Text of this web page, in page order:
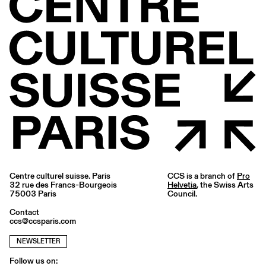
Centre culturel suisse. Paris
32 rue des Francs-Bourgeois
75003 Paris
Contact
ccs@ccsparis.com
NEWSLETTER
Follow us on:
CCS is a branch of Pro
Helvetia, the Swiss Arts
Council.